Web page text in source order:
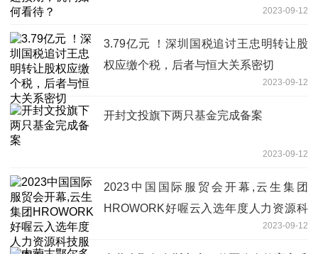
2023-09-12
3.79亿元 ！深圳国税追讨王忠明转让股
权应缴个税，后者与恒大关系密切
2023-09-12
开封文投旗下两只基金完成备案
2023-09-12
2023中国国际服贸会开幕,云生集团
HROWORK好喔云入选年度人力资源科
2023-09-12